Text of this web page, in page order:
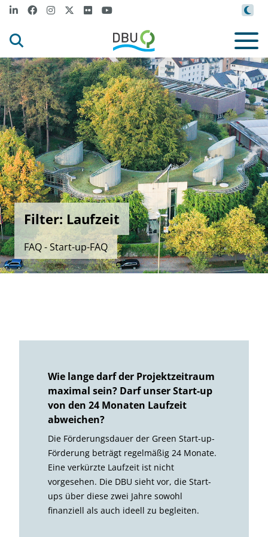
Filter: Laufzeit
FAQ - Start-up-FAQ
Wie lange darf der Projektzeitraum
maximal sein? Darf unser Start-up
von den 24 Monaten Laufzeit
abweichen?
Die Förderungsdauer der Green Start-up-
Förderung beträgt regelmäßig 24 Monate.
Eine verkürzte Laufzeit ist nicht
vorgesehen. Die DBU sieht vor, die Start-
ups über diese zwei Jahre sowohl
finanziell als auch ideell zu begleiten.